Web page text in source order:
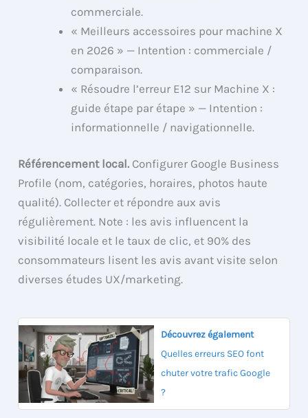
commerciale.
« Meilleurs accessoires pour machine X
en 2026 » — Intention : commerciale /
comparaison.
« Résoudre l’erreur E12 sur Machine X :
guide étape par étape » — Intention :
informationnelle / navigationnelle.
Référencement local. Configurer Google Business
Profile (nom, catégories, horaires, photos haute
qualité). Collecter et répondre aux avis
régulièrement. Note : les avis influencent la
visibilité locale et le taux de clic, et 90% des
consommateurs lisent les avis avant visite selon
diverses études UX/marketing.
Découvrez également
Quelles erreurs SEO font
chuter votre trafic Google
?